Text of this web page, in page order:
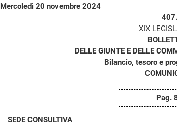
Mercoledì 20 novembre 2024
407.
XIX
DELLE GIUNTE E DELLE
Bilancio, tesoro e
Pag.
SEDE CONSULTIVA